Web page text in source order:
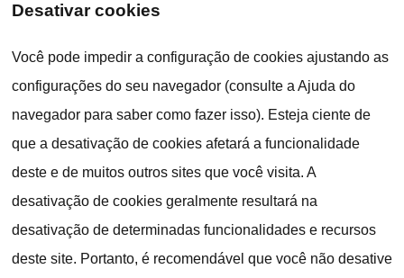
Desativar cookies
Você pode impedir a configuração de cookies ajustando as
configurações do seu navegador (consulte a Ajuda do
navegador para saber como fazer isso). Esteja ciente de
que a desativação de cookies afetará a funcionalidade
deste e de muitos outros sites que você visita. A
desativação de cookies geralmente resultará na
desativação de determinadas funcionalidades e recursos
deste site. Portanto, é recomendável que você não desative